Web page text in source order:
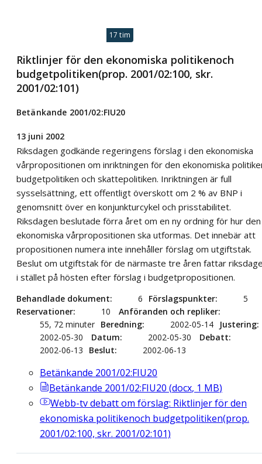
17 tim
Riktlinjer för den ekonomiska politikenoch
budgetpolitiken(prop. 2001/02:100, skr.
2001/02:101)
Betänkande 2001/02:FIU20
13 juni 2002
Riksdagen godkände regeringens förslag i den ekonomiska
vårpropositionen om inriktningen för den ekonomiska
budgetpolitiken och skattepolitiken. Inriktningen är full
sysselsättning, ett offentligt överskott om 2 % av BNP i
genomsnitt över en konjunkturcykel och prisstabilitet.
Riksdagen beslutade förra året om en ny ordning för hur den
ekonomiska vårpropositionen ska utformas. Det innebär att
propositionen numera inte innehåller förslag om utgiftstak.
Beslut om utgiftstak för de närmaste tre åren fattar
i stället på hösten efter förslag i budgetpropositionen.
Behandlade dokument 6 Förslagspunkter
5
Reservationer
10
Anföranden och repliker
55, 72 minuter Beredning 2002-05-14
Justering
2002-05-30
Datum 2002-05-30
Debatt
2002-06-13
Beslut 2002-06-13
Betänkande 2001/02:FIU20
Betänkande 2001/02:FIU20 (docx, 1 MB)
Webb-tvdebatt om förslag: Riktlinjer för den
ekonomiska politikenoch budgetpolitiken(prop.
2001/02:100, skr. 2001/02:101)